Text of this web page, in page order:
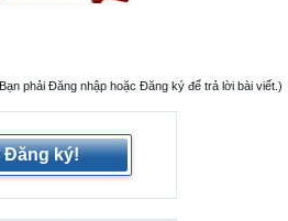
phải Đăng nhập hoặc Đăng ký để trả lời bài viết.)
Đăng ký!